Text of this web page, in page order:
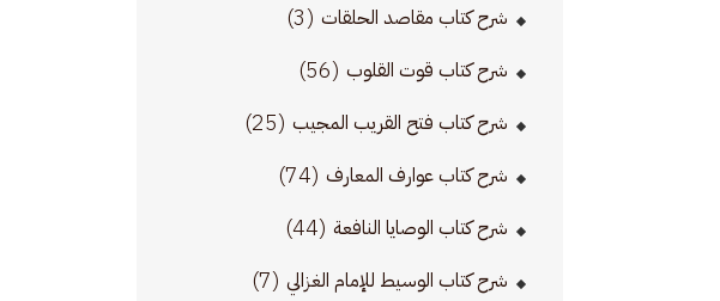
شرح كتاب مقاصد الحلقات (3)
شرح كتاب قوت القلوب (56)
شرح كتاب فتح القريب المجيب (25)
شرح كتاب عوارف المعارف (74)
شرح كتاب الوصايا النافعة (44)
شرح كتاب الوسيط للإمام الغزالي (7)